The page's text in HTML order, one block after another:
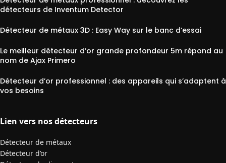
détecteurs de Inventum Detector
Détecteur de métaux 3D : Easy Way sur le banc d’essai
Le meilleur détecteur d’or grande profondeur 5m répond au
nom de Ajax Primero
Détecteur d’or professionnel : des appareils qui s’adaptent à
vos besoins
Lien vers nos détecteurs
Détecteur de métaux
Détecteur d’or